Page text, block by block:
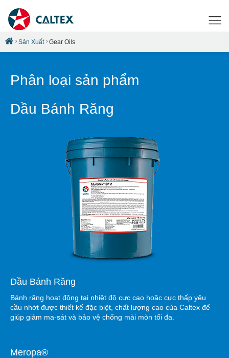
Sản Xuất Gear Oils
Phân loại sản phẩm
Dầu Bánh Răng
Dầu Bánh Răng
Bánh răng hoạt động tại nhiệt độ cực cao hoặc cực thấp yêu
cầu nhớt được thiết kế đặc biệt, chất lượng cao của Caltex để
giúp giảm ma-sát và bảo vệ chống mài mòn tối đa.
Meropa®